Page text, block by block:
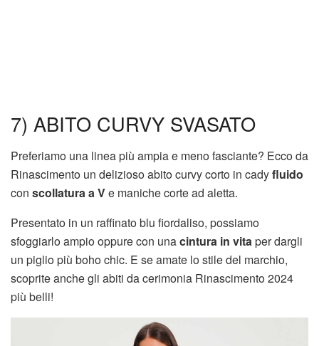
7) ABITO CURVY SVASATO
Preferiamo una linea più ampia e meno fasciante? Ecco da
Rinascimento un delizioso abito curvy corto in cadyfluido
con scollatura a Ve maniche corte ad aletta.
Presentato in un raffinato blu fiordaliso, possiamo
sfoggiarlo ampio oppure con unacintura in vitaper dargli
un piglio più boho chic. E se amate lo stile del marchio,
scoprite anche gli abiti da cerimonia Rinascimento 2024
più belli!